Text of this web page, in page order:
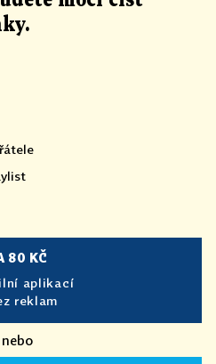
.
80 KČ
aplikací
reklam
nebo